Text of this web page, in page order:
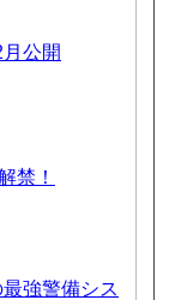
公開
禁！
強警備シス